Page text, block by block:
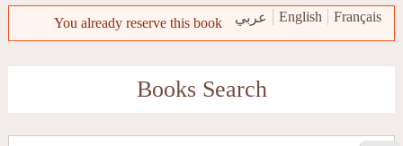
عربي English Français
Error message
You already reserve this book
Books Search